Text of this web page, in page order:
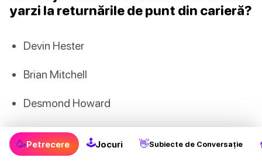
yarzi la returnările de punt din carieră?
Devin Hester
Brian Mitchell
Desmond Howard
Deion Sanders
🥳Petrecere 🕹Jocuri 👋Subiecte de Conversație